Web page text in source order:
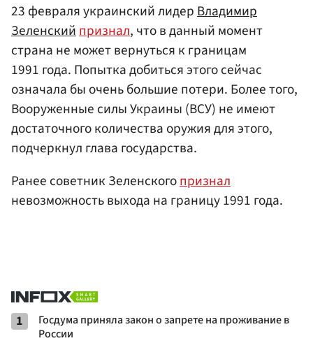
23 февраля украинский лидерВладимир
Зеленскийпризнал, что в данный момент
страна не может вернуться к границам
1991 года. Попытка добиться этого сейчас
означала бы очень большие потери. Более того,
Вооруженные силы Украины (ВСУ) не имеют
достаточного количества оружия для этого,
подчеркнул глава государства.
Ранее советник Зеленскогопризнал
невозможность выхода на границу 1991 года.
1
Госдума приняла закон о запрете на проживание в
России